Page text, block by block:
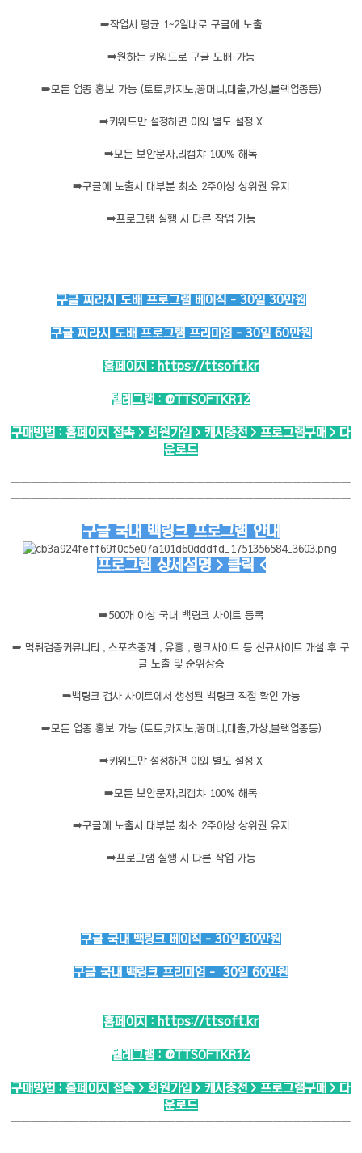
➡️작업시 평균 1~2일내로 구글에 노출
➡️원하는 키워드로 구글 도배 가능
➡️모든 업종 홍보 가능 (토토,카지노,꽁머니,대출,가상,블랙업종등)
➡️키워드만 설정하면 이외 별도 설정 X
➡️모든 보안문자,리캡챠 100% 해독
➡️구글에 노출시 대부분 최소 2주이상 상위권 유지
➡️프로그램 실행 시 다른 작업 가능
구글 찌라시 도배 프로그램 베이직 - 30일 30만원
구글 찌라시 도배 프로그램 프리미엄 - 30일 60만원
홈페이지 : https://ttsoft.kr
텔레그램 : @TTSOFTKR12
구매방법 : 홈페이지 접속 > 회원가입 > 캐시충전 > 프로그램구매 > 다
운로드
───────────────────────────────────
───────────────────────────────────
──────────────────────
구글 국내 백링크 프로그램 안내
프로그램 상세설명 > 클릭 <
➡️500개 이상 국내 백링크 사이트 등록
➡️ 먹튀검증커뮤니티 , 스포츠중계 , 유흥 , 링크사이트 등 신규사이트 개설 후 구
글 노출 및 순위상승
➡️백링크 검사 사이트에서 생성된 백링크 직접 확인 가능
➡️모든 업종 홍보 가능 (토토,카지노,꽁머니,대출,가상,블랙업종등)
➡️키워드만 설정하면 이외 별도 설정 X
➡️모든 보안문자,리캡챠 100% 해독
➡️구글에 노출시 대부분 최소 2주이상 상위권 유지
➡️프로그램 실행 시 다른 작업 가능
구글 국내 백링크 베이직 - 30일 30만원
구글 국내 백링크 프리미엄 - 30일 60민원
홈페이지 : https://ttsoft.kr
텔레그램 : @TTSOFTKR12
구매방법 : 홈페이지 접속 > 회원가입 > 캐시충전 > 프로그램구매 > 다
운로드
───────────────────────────────────
───────────────────────────────────